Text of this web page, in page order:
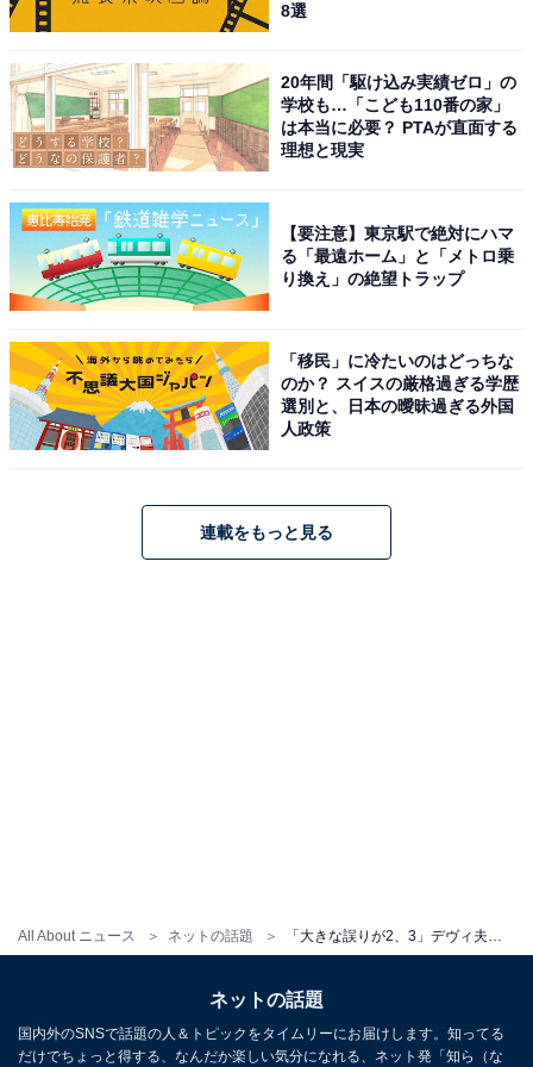
All About ニュース ネットの話題 「大きな誤りが2、3」デヴィ夫人、『ミヤネ屋』報道を訂正。2月27日に『週刊文春』への刑事告訴を発表
8選
20年間「駆け込み実績ゼロ」の
学校も…「こども110番の家」
は本当に必要？ PTAが直面する
理想と現実
【要注意】東京駅で絶対にハマ
る「最遠ホーム」と「メトロ乗
り換え」の絶望トラップ
「移民」に冷たいのはどっちな
のか？ スイスの厳格過ぎる学歴
選別と、日本の曖昧過ぎる外国
人政策
連載をもっと見る
ネットの話題
国内外のSNSで話題の人＆トピックをタイムリーにお届けします。知ってる
だけでちょっと得する、なんだか楽しい気分になれる、ネット発「知ら（な